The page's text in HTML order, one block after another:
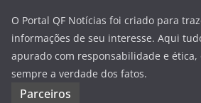
O Portal QF Notícias foi criado para
informações de seu interesse. Aqui
apurado com responsabilidade e ética,
sempre a verdade dos fatos.
Parceiros